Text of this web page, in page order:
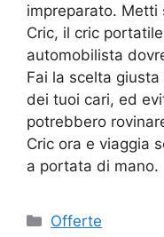
impreparato. Metti
Cric, il cric
automobilista
Fai la scelta
dei tuoi cari, ed
potrebbero
Cric ora e viaggia
a portata di mano.
Categorie
Offerte